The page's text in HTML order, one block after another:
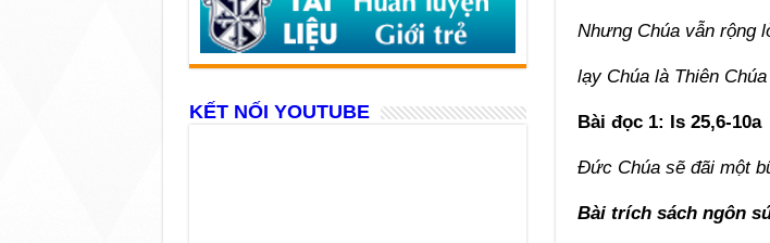
Nhưng Chúa vẫn rộng
lạy Chúa là Thiên
Bài đọc 1: Is 25,6-10a
Đức Chúa sẽ đãi một
Bài trích sách ngôn
KẾT NỐI YOUTUBE